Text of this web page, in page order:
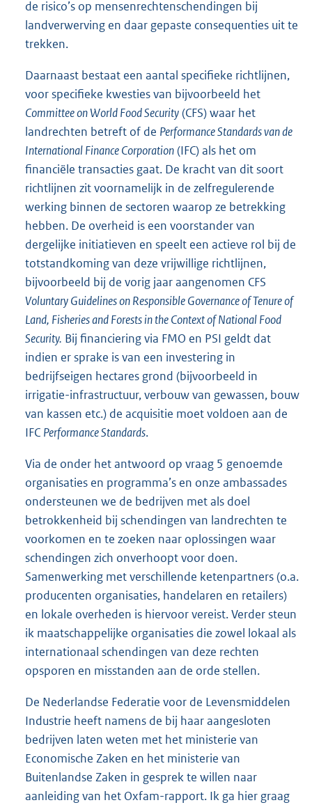
de risico’s op mensenrechtenschendingen bij
landverwerving en daar gepaste consequenties uit te
trekken.
Daarnaast bestaat een aantal specifieke richtlijnen,
voor specifieke kwesties van bijvoorbeeld het
Committee on World Food Security(CFS) waar het
landrechten betreft of de Performance Standards van de
International Finance Corporation(IFC) als het om
financiële transacties gaat. De kracht van dit soort
richtlijnen zit voornamelijk in de zelfregulerende
werking binnen de sectoren waarop ze betrekking
hebben. De overheid is een voorstander van
dergelijke initiatieven en speelt een actieve rol bij de
totstandkoming van deze vrijwillige richtlijnen,
bijvoorbeeld bij de vorig jaar aangenomen CFS
Voluntary Guidelines on Responsible Governance of Tenure of
Land, Fisheries and Forests in the Context of National Food
Security. Bij financiering via FMO en PSI geldt dat
indien er sprake is van een investering in
bedrijfseigen hectares grond (bijvoorbeeld in
irrigatie-infrastructuur, verbouw van gewassen, bouw
van kassen etc.) de acquisitie moet voldoen aan de
IFC Performance Standards.
Via de onder het antwoord op vraag 5 genoemde
organisaties en programma’s en onze ambassades
ondersteunen we de bedrijven met als doel
betrokkenheid bij schendingen van landrechten te
voorkomen en te zoeken naar oplossingen waar
schendingen zich onverhoopt voor doen.
Samenwerking met verschillende ketenpartners (o.a.
producenten organisaties, handelaren en retailers)
en lokale overheden is hiervoor vereist. Verder steun
ik maatschappelijke organisaties die zowel lokaal als
internationaal schendingen van deze rechten
opsporen en misstanden aan de orde stellen.
De Nederlandse Federatie voor de Levensmiddelen
Industrie heeft namens de bij haar aangesloten
bedrijven laten weten met het ministerie van
Economische Zaken en het ministerie van
Buitenlandse Zaken in gesprek te willen naar
aanleiding van het Oxfam-rapport. Ik ga hier graag